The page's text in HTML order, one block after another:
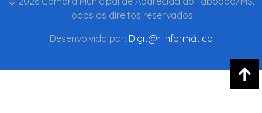
Todos os direitos reservados.
Desenvolvido por: Digit@r Informática